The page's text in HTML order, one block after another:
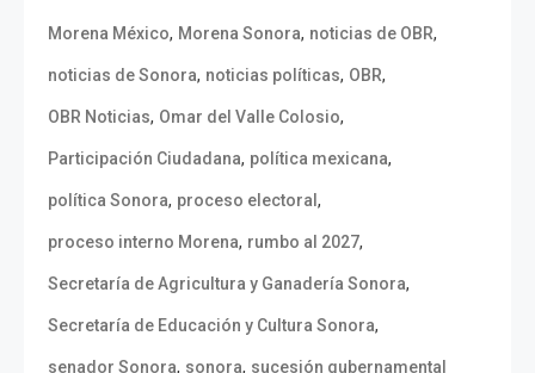
Morena México, Morena Sonora, noticias de OBR,
noticias de Sonora, noticias políticas, OBR,
OBR Noticias, Omar del Valle Colosio,
Participación Ciudadana, política mexicana,
política Sonora, proceso electoral ,
proceso interno Morena, rumbo al 2027,
Secretaría de Agricultura y Ganadería Sonora,
Secretaría de Educación y Cultura Sonora,
senador Sonora, sonora, sucesión gubernamental